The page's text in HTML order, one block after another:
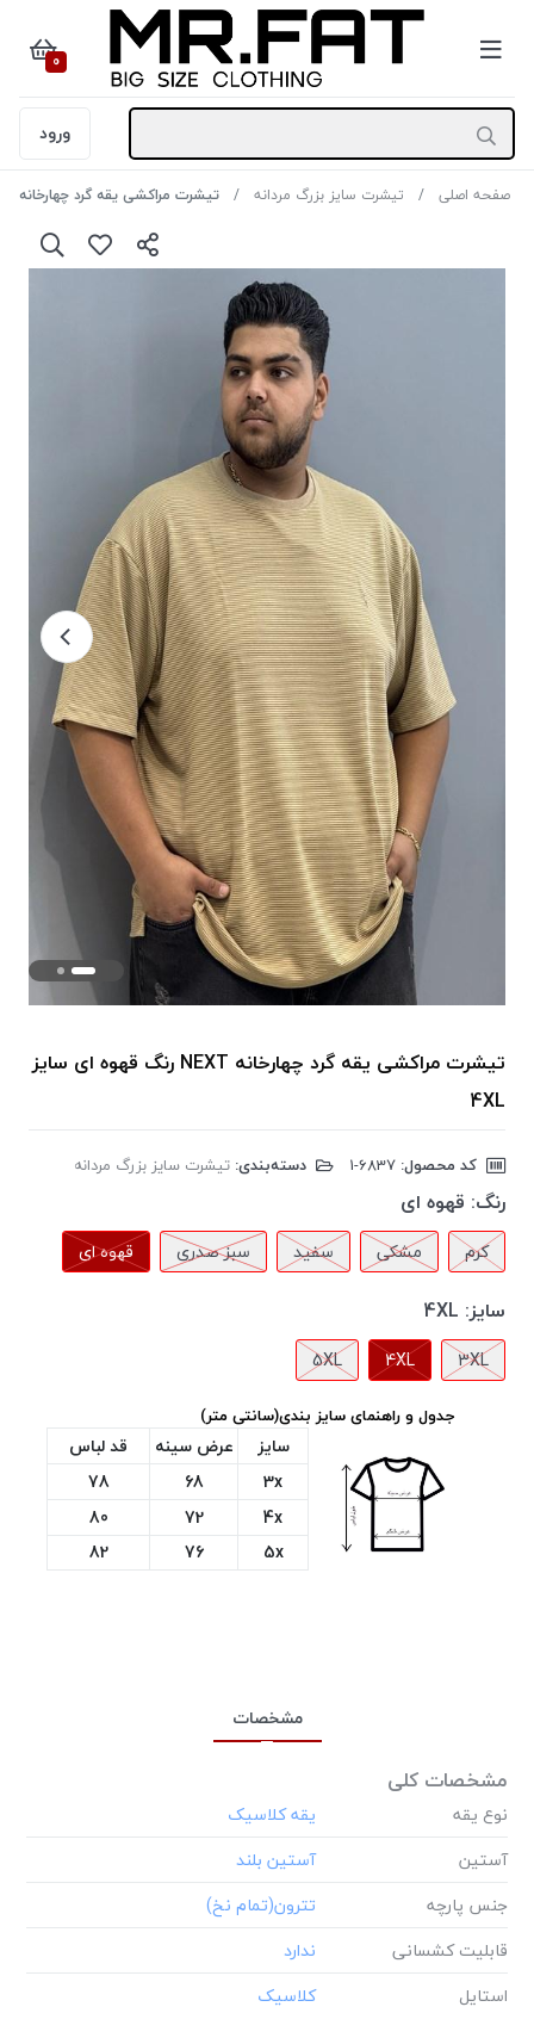
0
ورود
صفحه اصلی تیشرت سایز بزرگ مردانه تیشرت مراکشی یقه گرد چهارخانه NEXT رنگ قهوه ای سایز 4XL
تیشرت مراکشی یقه گرد چهارخانه NEXT رنگ قهوه ای سایز
4XL
کد محصول: دسته‌بندی: تیشرت سایز بزرگ مردانه
رنگ: قهوه ای
کرم مشکی سفید سبز صدری قهوه ای
سایز: 4XL
3XL
4XL
5XL
جدول و راهنمای سایز بندی(سانتی متر)
سایز عرض سینه
قد لباس
3x
68
78
4x
72
80
5x
76
82
مشخصات
مشخصات کلی
نوع یقه
آستین
جنس پارچه
قابلیت کشسانی
استایل